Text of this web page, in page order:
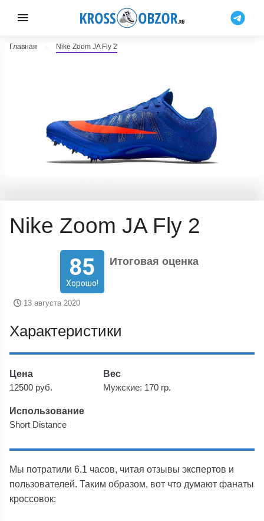
Главная Nike Zoom JA Fly 2
Nike Zoom JA Fly 2
85
Хорошо!
Итоговая оценка
13 августа 2020
Характеристики
Цена
12500 руб.
Вес
Мужские: 170 гр.
Использование
Short Distance
Мы потратили 6.1 часов, читая отзывы экспертов и
пользователей. Таким образом, вот что думают фанаты
кроссовок: